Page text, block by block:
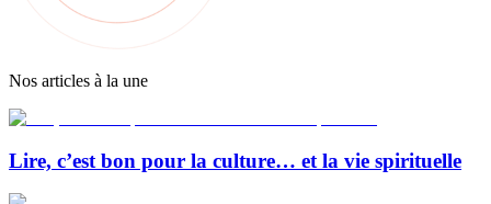
Nos articles à la une
Lire, c’est bon pour la culture… et la vie spirituelle